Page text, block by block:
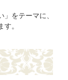
をテーマに、
。